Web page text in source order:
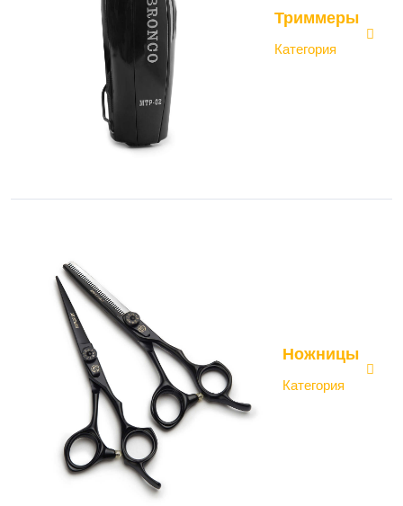
Триммеры
Категория
Ножницы
Категория